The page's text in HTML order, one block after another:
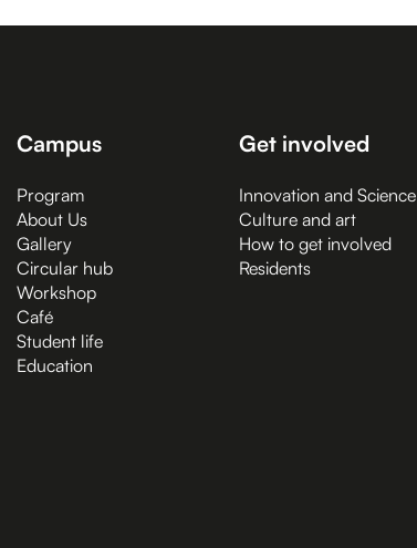
Campus
Program
About Us
Gallery
Circular hub
Workshop
Café
Student life
Education
Get involved
Innovation and Science
Culture and art
How to get involved
Residents